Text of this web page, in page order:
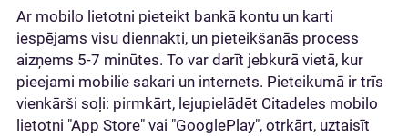
Ar mobilo lietotni pieteikt bankā kontu un karti
iespējams visu diennakti, un pieteikšanās process
aizņems 5-7 minūtes. To var darīt jebkurā vietā, kur
pieejami mobilie sakari un internets. Pieteikumā ir trīs
vienkārši soļi: pirmkārt, lejupielādēt Citadeles mobilo
lietotni "App Store" vai "GooglePlay", otrkārt, uztaisīt